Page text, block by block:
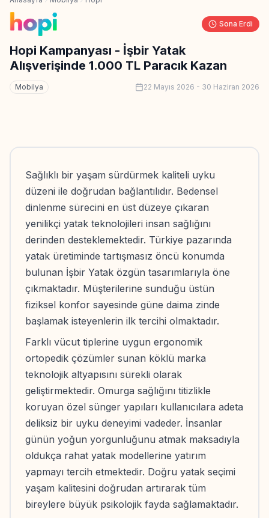
Sona Erdi
Hopi Kampanyası - İşbir Yatak
Alışverişinde 1.000 TL Paracık Kazan
Mobilya 22 Mayıs 2026 - 30 Haziran 2026
Sağlıklı bir yaşam sürdürmek kaliteli uyku
düzeni ile doğrudan bağlantılıdır. Bedensel
dinlenme sürecini en üst düzeye çıkaran
yenilikçi yatak teknolojileri insan sağlığını
derinden desteklemektedir. Türkiye pazarında
yatak üretiminde tartışmasız öncü konumda
bulunan İşbir Yatak özgün tasarımlarıyla öne
çıkmaktadır. Müşterilerine sunduğu üstün
fiziksel konfor sayesinde güne daima zinde
başlamak isteyenlerin ilk tercihi olmaktadır.
Farklı vücut tiplerine uygun ergonomik
ortopedik çözümler sunan köklü marka
teknolojik altyapısını sürekli olarak
geliştirmektedir. Omurga sağlığını titizlikle
koruyan özel sünger yapıları kullanıcılara adeta
deliksiz bir uyku deneyimi vadeder. İnsanlar
günün yoğun yorgunluğunu atmak maksadıyla
oldukça rahat yatak modellerine yatırım
yapmayı tercih etmektedir. Doğru yatak seçimi
yaşam kalitesini doğrudan artırarak tüm
bireylere büyük psikolojik fayda sağlamaktadır.